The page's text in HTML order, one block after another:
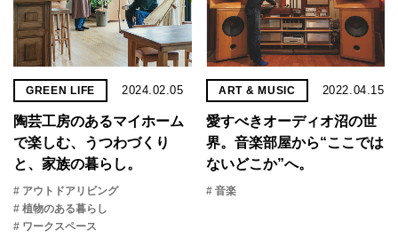
GREEN LIFE 2024.02.05
陶芸工房のあるマイホーム
で楽しむ、うつわづくり
と、家族の暮らし。
# アウトドアリビング
# 植物のある暮らし
# ワークスペース
ART & MUSIC 2022.04.15
愛すべきオーディオ沼の世
界。音楽部屋から“ここでは
ないどこか”へ。
# 音楽